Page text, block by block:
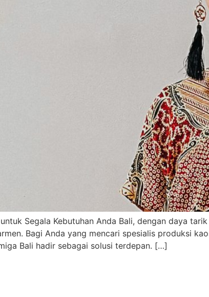
Segala Kebutuhan Anda Bali, dengan daya
Bagi Anda yang mencari spesialis produksi
Bali hadir sebagai solusi terdepan. […]